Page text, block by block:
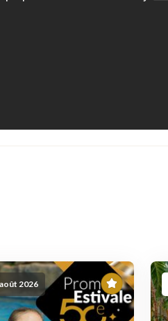
2026
En
vedette